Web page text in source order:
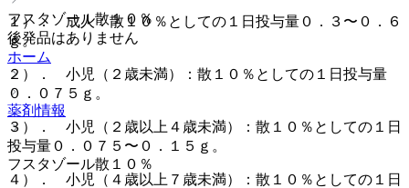
フスタゾール散１０％
後発品はありません
ホーム
薬剤情報
フスタゾール散１０％
１）． 成人：散１０％としての１日投与量０．３〜０．６
ｇ。
２）． 小児（２歳未満）：散１０％としての１日投与量
０．０７５ｇ。
３）． 小児（２歳以上４歳未満）：散１０％としての１日
投与量０．０７５〜０．１５ｇ。
４）． 小児（４歳以上７歳未満）：散１０％としての１日